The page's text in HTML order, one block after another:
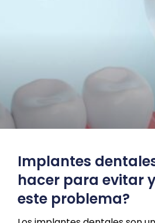
Implantes
hacer para evitar
este problema?